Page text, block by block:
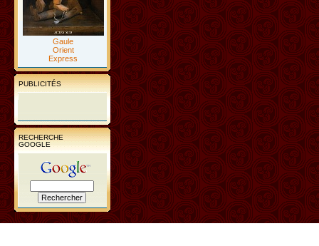
Gaule
Orient
Express
PUBLICITÉS
RECHERCHE
GOOGLE